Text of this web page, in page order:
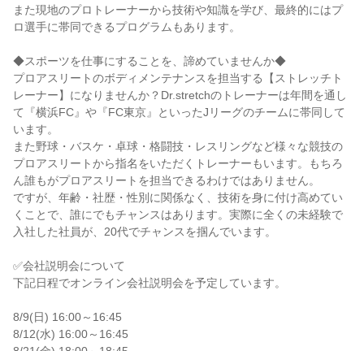
また現地のプロトレーナーから技術や知識を学び、最終的にはプ
ロ選手に帯同できるプログラムもあります。
◆スポーツを仕事にすることを、諦めていませんか◆
プロアスリートのボディメンテナンスを担当する【ストレッチト
レーナー】になりませんか？Dr.stretchのトレーナーは年間を通し
て『横浜FC』や『FC東京』といったJリーグのチームに帯同して
います。
また野球・バスケ・卓球・格闘技・レスリングなど様々な競技の
プロアスリートから指名をいただくトレーナーもいます。もちろ
ん誰もがプロアスリートを担当できるわけではありません。
ですが、年齢・社歴・性別に関係なく、技術を身に付け高めてい
くことで、誰にでもチャンスはあります。実際に全くの未経験で
入社した社員が、20代でチャンスを掴んでいます。
✅会社説明会について
下記日程でオンライン会社説明会を予定しています。
8/9(日) 16:00～16:45
8/12(水) 16:00～16:45